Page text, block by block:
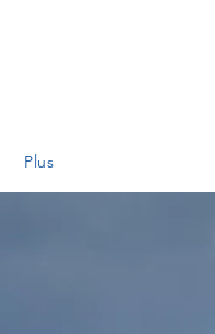
Plus